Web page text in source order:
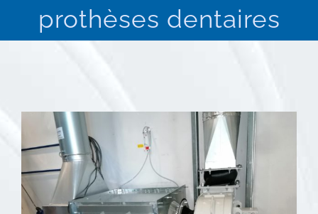
prothèses dentaires
l'image